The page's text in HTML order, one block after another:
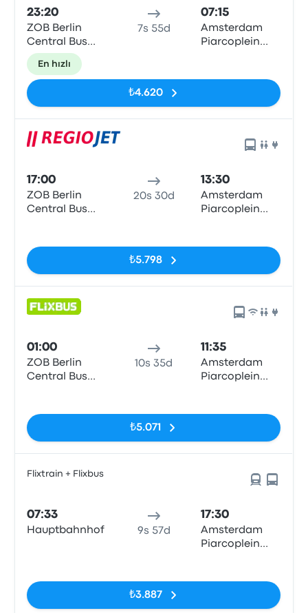
23:20
ZOB Berlin
Central Bus
Station
7s 55d
07:15
Amsterdam
Piarcoplein
En hızlı
₺4.620
17:00
ZOB Berlin
Central Bus
20s 30d
13:30
Amsterdam
Piarcoplein
₺5.798
01:00
ZOB Berlin
Central Bus
10s 35d
11:35
Amsterdam
Piarcoplein
₺5.071
Flixtrain + Flixbus
07:33
Hauptbahnhof 9s 57d
17:30
Amsterdam
Piarcoplein
₺3.887